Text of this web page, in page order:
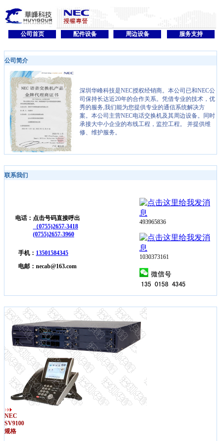
公司首页 配件设备 周边设备 服务支持
公司简介
深圳华峰科技是NEC授权经销商。本公司已和NEC公
司保持长达近20年的合作关系。凭借专业的技术，优
秀的服务,我们能为您提供专业的通信系统解决方
案。本公司主营NEC电话交换机及其周边设备。同时
承接大中小企业的布线工程，监控工程。 并提供维
修、维护服务。
联系我们
电话：点击号码直接呼出
（0755)2657-3418
(0755)2657-3960
手机： 13501584345
电邮：necab@163.com
493965836
1030373161
NEC
SV9100
规格